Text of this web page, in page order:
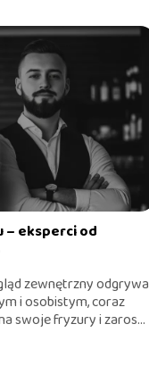
– eksperci od
zewnętrzny odgrywa
i osobistym, coraz
swoje fryzury i zaros...